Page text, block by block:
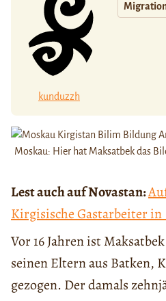
kunduzzh
Moskau: Hier hat Maksatbek das
Lest auch auf Novastan:
Kirgisische Gastarbeiter in
Vor 16 Jahren ist
seinen Eltern aus Batken,
gezogen. Der damals